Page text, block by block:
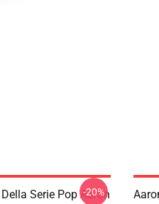
Serie Pop Aaron
-20%